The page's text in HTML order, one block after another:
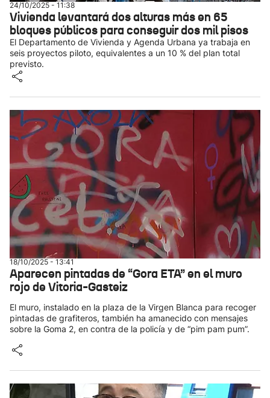
24/10/2025 - 11:38
Vivienda levantará dos alturas más en 65
bloques públicos para conseguir dos mil pisos
El Departamento de Vivienda y Agenda Urbana ya trabaja en
seis proyectos piloto, equivalentes a un 10 % del plan total
previsto.
18/10/2025 - 13:41
Aparecen pintadas de “Gora ETA” en el muro
rojo de Vitoria-Gasteiz
El muro, instalado en la plaza de la Virgen Blanca para recoger
pintadas de grafiteros, también ha amanecido con mensajes
sobre la Goma 2, en contra de la policía y de “pim pam pum”.